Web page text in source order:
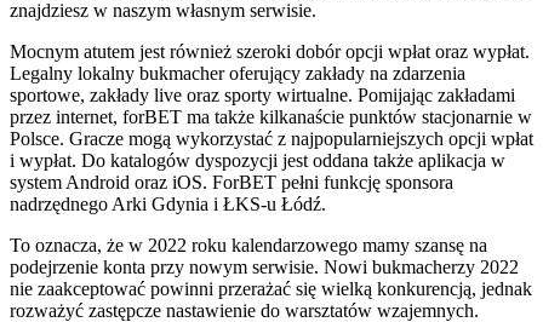
znajdziesz w naszym własnym serwisie.
Mocnym atutem jest również szeroki dobór opcji wpłat oraz wypłat.
Legalny lokalny bukmacher oferujący zakłady na zdarzenia
sportowe, zakłady live oraz sporty wirtualne. Pomijając zakładami
przez internet, forBET ma także kilkanaście punktów stacjonarnie w
Polsce. Gracze mogą wykorzystać z najpopularniejszych opcji wpłat
i wypłat. Do katalogów dyspozycji jest oddana także aplikacja w
system Android oraz iOS. ForBET pełni funkcję sponsora
nadrzędnego Arki Gdynia i ŁKS-u Łódź.
To oznacza, że w 2022 roku kalendarzowego mamy szansę na
podejrzenie konta przy nowym serwisie. Nowi bukmacherzy 2022
nie zaakceptować powinni przerażać się wielką konkurencją, jednak
rozważyć zastępcze nastawienie do warsztatów wzajemnych.